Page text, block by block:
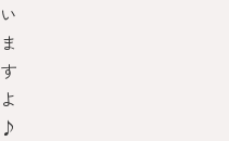
い
ま
す
よ
♪